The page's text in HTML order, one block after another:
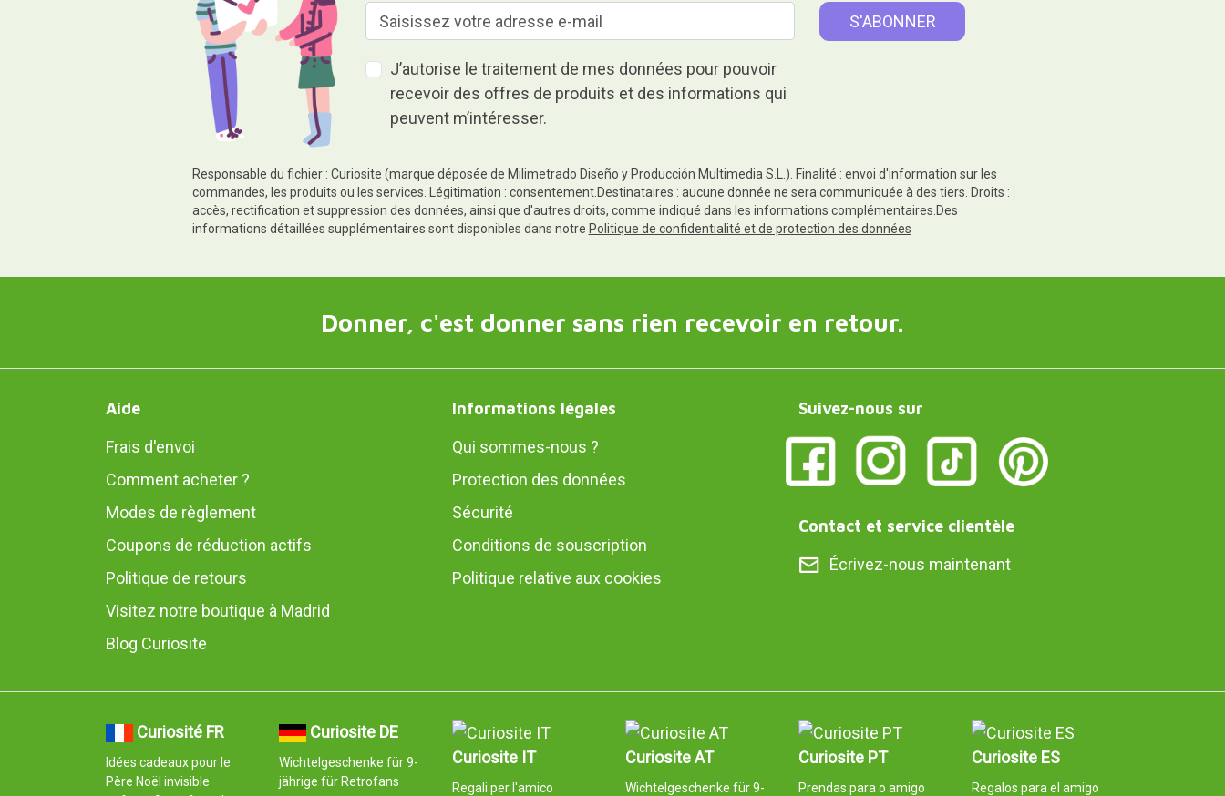
J’autorise le traitement de mes données pour pouvoir
recevoir des offres de produits et des informations qui
peuvent m’intéresser.
Responsable du fichier : Curiosite (marque déposée de Milimetrado Diseño y Producción Multimedia S.L.). Finalité : envoi d'information sur les
commandes, les produits ou les services. Légitimation : consentement.Destinataires : aucune donnée ne sera communiquée à des tiers. Droits :
accès, rectification et suppression des données, ainsi que d'autres droits, comme indiqué dans les informations complémentaires.Des
informations détaillées supplémentaires sont disponibles dans notre Politique de confidentialité et de protection des données
Donner, c'est donner sans rien recevoir en retour.
Aide
Frais d'envoi
Comment acheter ?
Modes de règlement
Coupons de réduction actifs
Politique de retours
Visitez notre boutique à Madrid
Blog Curiosite
Informations légales
Qui sommes-nous ?
Protection des données
Sécurité
Conditions de souscription
Politique relative aux cookies
Suivez-nous sur
Contact et service clientèle
Écrivez-nous maintenant
Curiosité FR
Idées cadeaux pour le
Père Noël invisible
Curiosite DE
Wichtelgeschenke für 9-
jährige für Retrofans
Curiosite IT
Regali per l'amico
Curiosite AT
Wichtelgeschenke für 9-
Curiosite PT
Prendas para o amigo
Curiosite ES
Regalos para el amigo